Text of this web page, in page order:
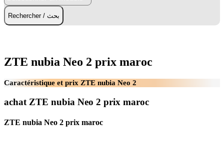
Rechercher / بحث
ZTE nubia Neo 2 prix maroc
Caractéristique et prix ZTE nubia Neo 2
achat ZTE nubia Neo 2 prix maroc
ZTE nubia Neo 2 prix maroc